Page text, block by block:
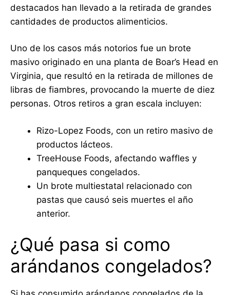
destacados han llevado a la retirada de grandes
cantidades de productos alimenticios.
Uno de los casos más notorios fue un brote
masivo originado en una planta de Boar’s Head en
Virginia, que resultó en la retirada de millones de
libras de fiambres, provocando la muerte de diez
personas. Otros retiros a gran escala incluyen:
Rizo-Lopez Foods, con un retiro masivo de
productos lácteos.
TreeHouse Foods, afectando waffles y
panqueques congelados.
Un brote multiestatal relacionado con
pastas que causó seis muertes el año
anterior.
¿Qué pasa si como
arándanos congelados?